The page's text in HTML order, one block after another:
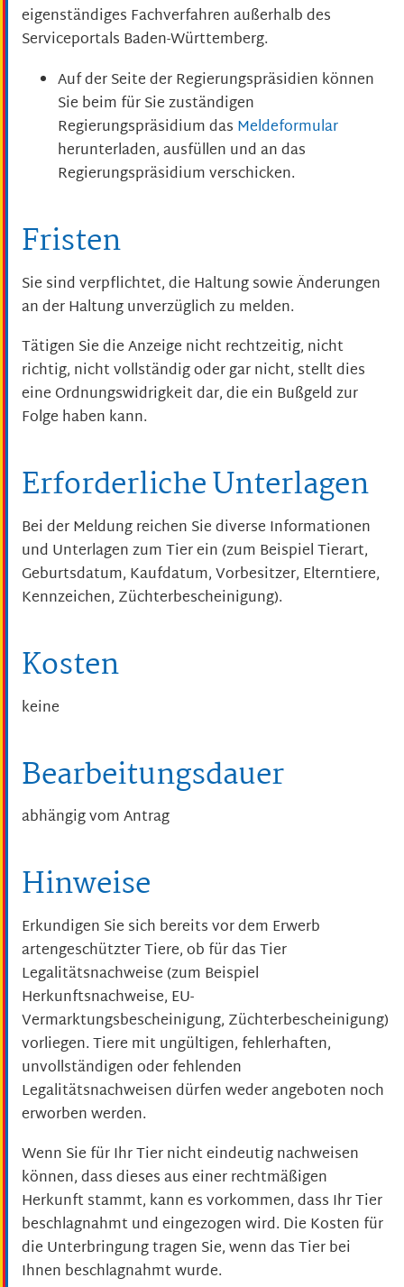
eigenständiges Fachverfahren außerhalb des
Serviceportals Baden-Württemberg.
Auf der Seite der Regierungspräsidien können
Sie beim für Sie zuständigen
Regierungspräsidium das Meldeformular
herunterladen, ausfüllen und an das
Regierungspräsidium verschicken.
Fristen
Sie sind verpflichtet, die Haltung sowie Änderungen
an der Haltung unverzüglich zu melden.
Tätigen Sie die Anzeige nicht rechtzeitig, nicht
richtig, nicht vollständig oder gar nicht, stellt dies
eine Ordnungswidrigkeit dar, die ein Bußgeld zur
Folge haben kann.
Erforderliche Unterlagen
Bei der Meldung reichen Sie diverse Informationen
und Unterlagen zum Tier ein (zum Beispiel Tierart,
Geburtsdatum, Kaufdatum, Vorbesitzer, Elterntiere,
Kennzeichen, Züchterbescheinigung).
Kosten
keine
Bearbeitungsdauer
abhängig vom Antrag
Hinweise
Erkundigen Sie sich bereits vor dem Erwerb
artengeschützter Tiere, ob für das Tier
Legalitätsnachweise (zum Beispiel
Herkunftsnachweise, EU-
Vermarktungsbescheinigung, Züchterbescheinigung)
vorliegen. Tiere mit ungültigen, fehlerhaften,
unvollständigen oder fehlenden
Legalitätsnachweisen dürfen weder angeboten noch
erworben werden.
Wenn Sie für Ihr Tier nicht eindeutig nachweisen
können, dass dieses aus einer rechtmäßigen
Herkunft stammt, kann es vorkommen, dass Ihr Tier
beschlagnahmt und eingezogen wird. Die Kosten für
die Unterbringung tragen Sie, wenn das Tier bei
Ihnen beschlagnahmt wurde.